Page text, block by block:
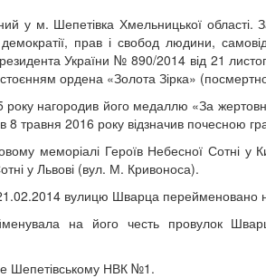
у м. Шепетівка Хмельницької області.
прав і свобод людини,
України № 890/2014 від 21
ордена «Золота Зірка»
нагородив його медаллю «За
травня 2016 року відзначив почесною
меморіалі Героїв Небесної Сотні у
у Львові (вул. М. Кривоноса).
21.02.2014 вулицю Шварца
на його честь провулок
Шепетівському НВК №1.